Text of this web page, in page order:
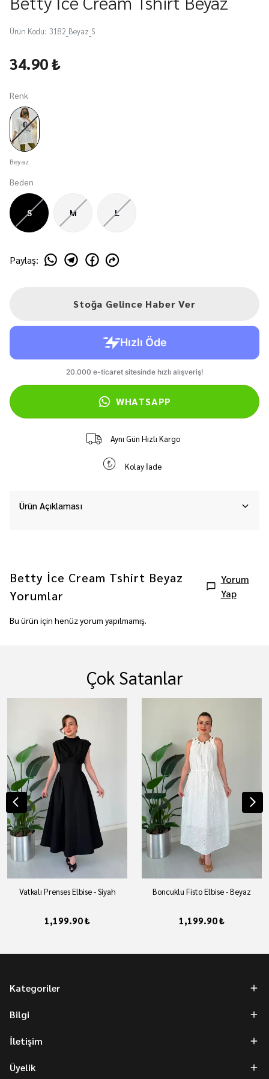
Ürün Kodu: 3182_Beyaz_S
34.90 ₺
Renk
Beyaz
Beden
S M L
Paylaş:
Stoğa Gelince Haber Ver
WHATSAPP
Aynı Gün Hızlı Kargo
Kolay İade
Ürün Açıklaması
Betty İce Cream Tshirt Beyaz
Yorumlar
Yorum
Yap
Bu ürün için henüz yorum yapılmamış.
Çok Satanlar
Vatkalı Prenses Elbise - Siyah
1,199.90 ₺
Boncuklu Fisto Elbise - Beyaz
1,199.90 ₺
Kategoriler
Bilgi
İletişim
Üyelik